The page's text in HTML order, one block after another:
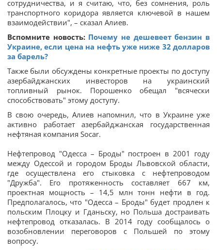
сотрудничества, и я считаю, что, без сомнения, роль
транспортного коридора является ключевой в нашем
взаимодействии", – сказал Алиев.
Вспомните новость: Почему не дешевеет бензин в
Украине, если цена на нефть уже ниже 32 долларов
за барель?
Также были обсуждены конкретные проекты по доступу
азербайджанских инвесторов на украинский
топливный рынок. Порошенко обещал "всячески
способствовать" этому доступу.
В свою очередь, Алиев напомнил, что в Украине уже
активно работает азербайджанская государственная
нефтяная компания Socar.
Нефтепровод "Одесса – Броды" построен в 2001 году
между Одессой и городом Броды Львовской области,
где осуществлена его стыковка с нефтепроводом
"Дружба". Его протяженность составляет 667 км,
проектная мощность – 14,5 млн тонн нефти в год.
Предполагалось, что "Одесса – Броды" будет продлен к
польским Плоцку и Гданьску, но Польша достраивать
нефтепровод отказалась. В 2014 году сообщалось о
возобновлении переговоров с Польшей по этому
вопросу.